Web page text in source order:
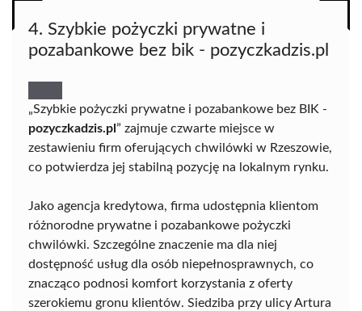
4. Szybkie pożyczki prywatne i
pozabankowe bez bik - pozyczkadzis.pl
„Szybkie pożyczki prywatne i pozabankowe bez BIK -
pozyczkadzis.pl ” zajmuje czwarte miejsce w
zestawieniu firm oferujących chwilówki w Rzeszowie,
co potwierdza jej stabilną pozycję na lokalnym rynku.
Jako agencja kredytowa, firma udostępnia klientom
różnorodne prywatne i pozabankowe pożyczki
chwilówki. Szczególne znaczenie ma dla niej
dostępność usług dla osób niepełnosprawnych, co
znacząco podnosi komfort korzystania z oferty
szerokiemu gronu klientów. Siedziba przy ulicy Artura